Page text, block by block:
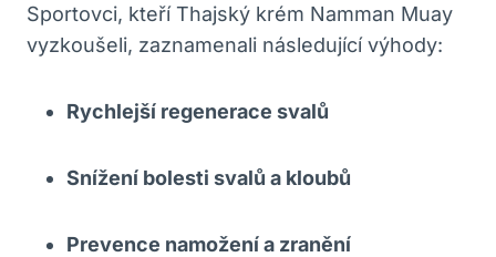
Sportovci, kteří Thajský krém Namman Muay
vyzkoušeli, zaznamenali následující výhody:
Rychlejší regenerace svalů
Snížení bolesti svalů a kloubů
Prevence namožení a zranění